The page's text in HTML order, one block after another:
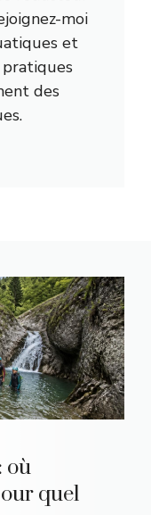
moi
et
pratiques
des
où
quel